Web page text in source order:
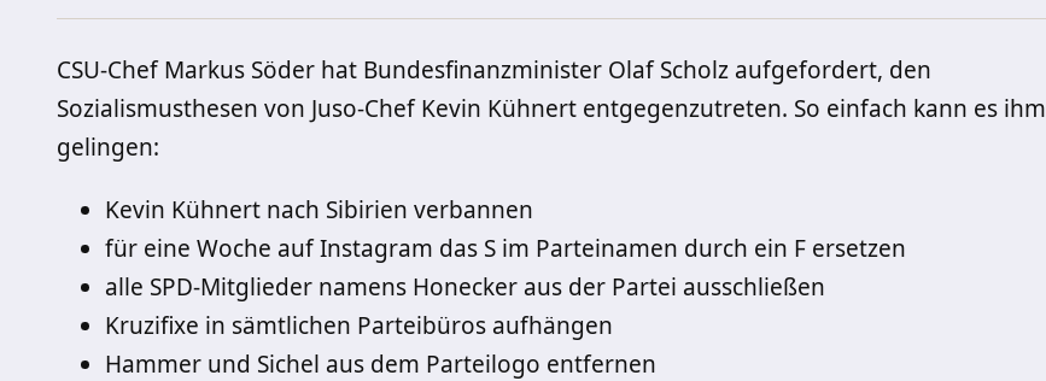
CSU-Chef Markus Söder hat Bundesfinanzminister Olaf Scholz aufgefordert, den
Sozialismusthesen von Juso-Chef Kevin Kühnert entgegenzutreten. So einfach kann es ihm
gelingen:
Kevin Kühnert nach Sibirien verbannen
für eine Woche auf Instagram das S im Parteinamen durch ein F ersetzen
alle SPD-Mitglieder namens Honecker aus der Partei ausschließen
Kruzifixe in sämtlichen Parteibüros aufhängen
Hammer und Sichel aus dem Parteilogo entfernen